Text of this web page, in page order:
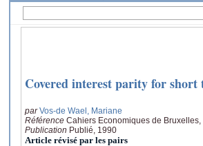
Covered interest parity for short
parVos-de Wael, Mariane
Référence Cahiers Economiques de
Publication Publié, 1990
Article révisé par les pairs